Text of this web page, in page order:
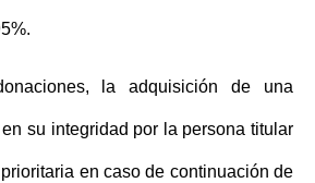
.
la adquisición de una
su integridad por la persona titular
en caso de continuación de